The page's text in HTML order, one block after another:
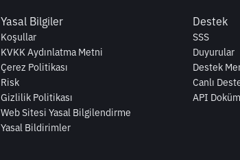
Yasal Bilgiler
Koşullar
KVKK Aydınlatma Metni
Çerez Politikası
Risk
Gizlilik Politikası
Web Sitesi Yasal Bilgilendirme
Yasal Bildirimler
Destek
SSS
Duyurular
Destek
Canlı
API